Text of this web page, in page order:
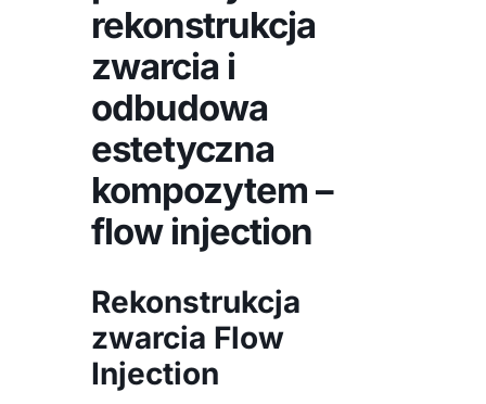
rekonstrukcja
zwarcia i
odbudowa
estetyczna
kompozytem –
flow injection
Rekonstrukcja
zwarcia Flow
Injection
kompozytu.